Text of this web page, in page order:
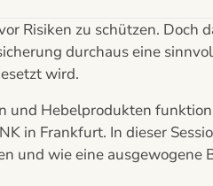
Risiken zu schützen. Doch
durchaus eine
wird.
Hebelprodukten
in Frankfurt. In dieser
und wie eine ausgewogene